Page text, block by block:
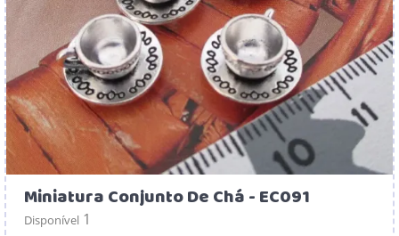
Miniatura Conjunto De Chá - EC091
Disponível 1